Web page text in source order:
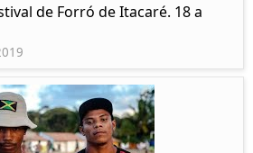
de Forró de Itacaré. 18 a